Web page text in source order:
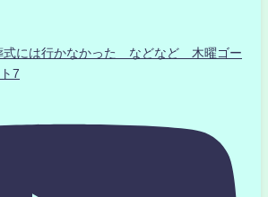
には行かなかった などなど 木曜ゴー
7